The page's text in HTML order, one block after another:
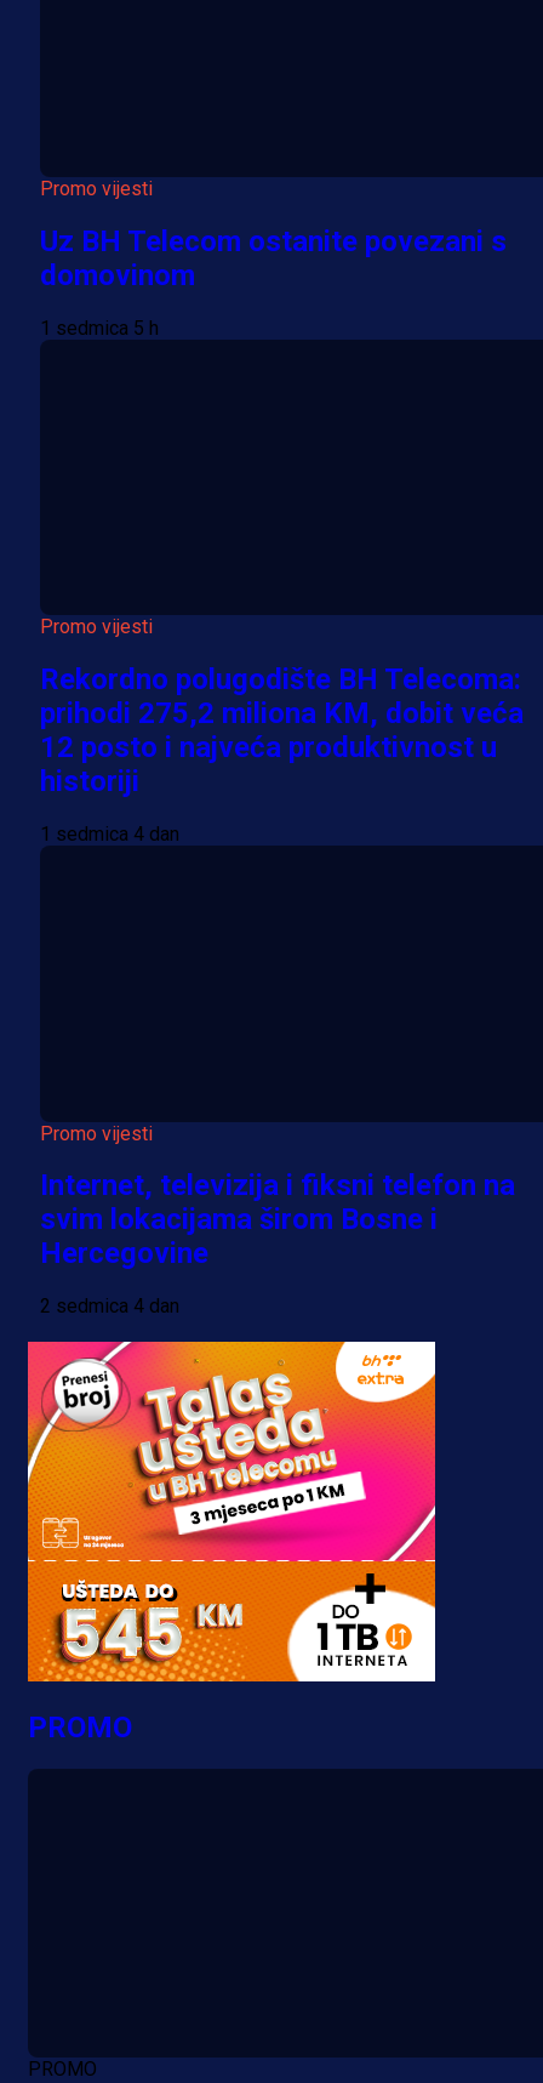
Promo vijesti
Uz BH Telecom ostanite povezani s
domovinom
1 sedmica 5 h
Promo vijesti
Rekordno polugodište BH Telecoma:
prihodi 275,2 miliona KM, dobit veća
12 posto i najveća produktivnost u
historiji
1 sedmica 4 dan
Promo vijesti
Internet, televizija i fiksni telefon na
svim lokacijama širom Bosne i
Hercegovine
2 sedmica 4 dan
PROMO
PROMO